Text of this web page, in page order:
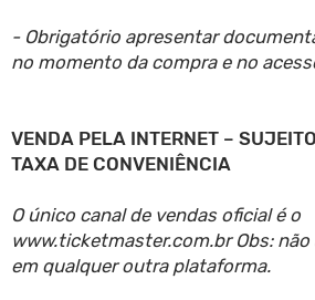
- Obrigatório apresentar
no momento da compra e no
VENDA PELA INTERNET –
TAXA DE CONVENIÊNCIA
O único canal de vendas oficial é o
www.ticketmaster.com.br Obs:
em qualquer outra plataforma.